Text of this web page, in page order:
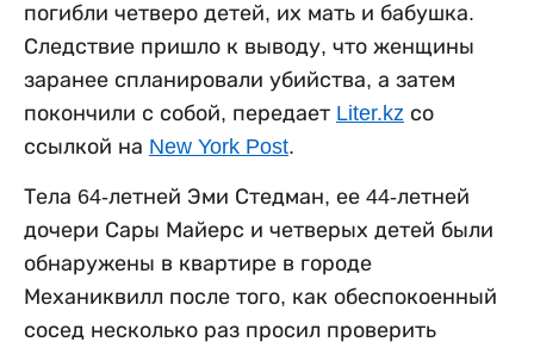
погибли четверо детей, их мать и бабушка.
Следствие пришло к выводу, что женщины
заранее спланировали убийства, а затем
покончили с собой, передает Liter.kz со
ссылкой на New York Post.
Тела 64-летней Эми Стедман, ее 44-летней
дочери Сары Майерс и четверых детей были
обнаружены в квартире в городе
Механиквилл после того, как обеспокоенный
сосед несколько раз просил проверить